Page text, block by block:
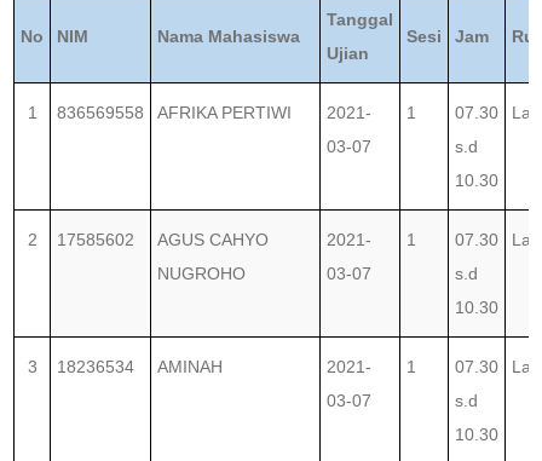
No NIM Nama Mahasiswa
Tanggal
Ujian
Sesi Jam
1 836569558 AFRIKA PERTIWI
2021-
03-07
1
07.30
s.d
10.30
2 17585602
AGUS CAHYO
NUGROHO
2021-
03-07
1
07.30
s.d
10.30
3 18236534 AMINAH
2021-
03-07
1
07.30
s.d
10.30